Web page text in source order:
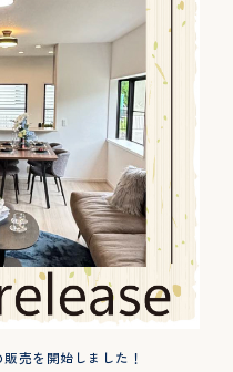
売を開始しました！